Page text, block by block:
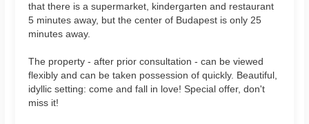
that there is a supermarket, kindergarten and restaurant
5 minutes away, but the center of Budapest is only 25
minutes away.
The property - after prior consultation - can be viewed
flexibly and can be taken possession of quickly. Beautiful,
idyllic setting: come and fall in love! Special offer, don't
miss it!